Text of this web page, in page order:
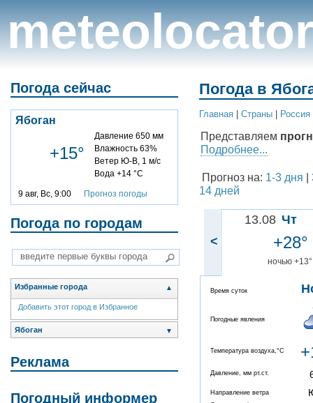
meteolocator
Погода сейчас
Ябоган
+15°
Давление 650 мм
Влажность 63%
Ветер Ю-В, 1 м/с
Вода +14 °C
9 авг, Вс, 9:00 Прогноз погоды
Погода по городам
Избранные города ▲
Добавить этот город в Избранное
Ябоган ▼
Реклама
Погодный информер
Погода в
Главная Cтраны Россия
Представляем
Подробнее...
Прогноз на: 1-3 дня
14 дней
<
13.08 Чт
+28°
ночью +13°
Время суток
Погодные явления
Температура воздуха,°C
Давление, мм рт.ст.
Направление ветра